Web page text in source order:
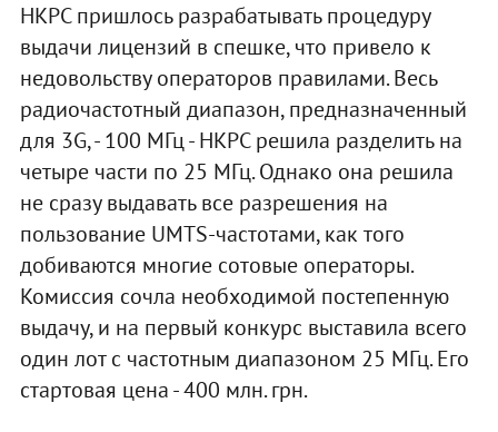
НКРС пришлось разрабатывать процедуру
выдачи лицензий в спешке, что привело к
недовольству операторов правилами. Весь
радиочастотный диапазон, предназначенный
для 3G, - 100 МГц - НКРС решила разделить на
четыре части по 25 МГц. Однако она решила
не сразу выдавать все разрешения на
пользование UMTS-частотами, как того
добиваются многие сотовые операторы.
Комиссия сочла необходимой постепенную
выдачу, и на первый конкурс выставила всего
один лот с частотным диапазоном 25 МГц. Его
стартовая цена - 400 млн. грн.